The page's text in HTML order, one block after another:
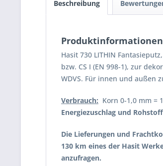
Beschreibung
Produktinformationen
Hasit 730 LITHIN
bzw. CS I (EN 998-1), zur
WDVS. Für innen und außen
Verbrauch: Korn 0-1,0 mm =
Energiezuschlag und
Die Lieferungen und
130 km eines der Hasit
anzufragen.